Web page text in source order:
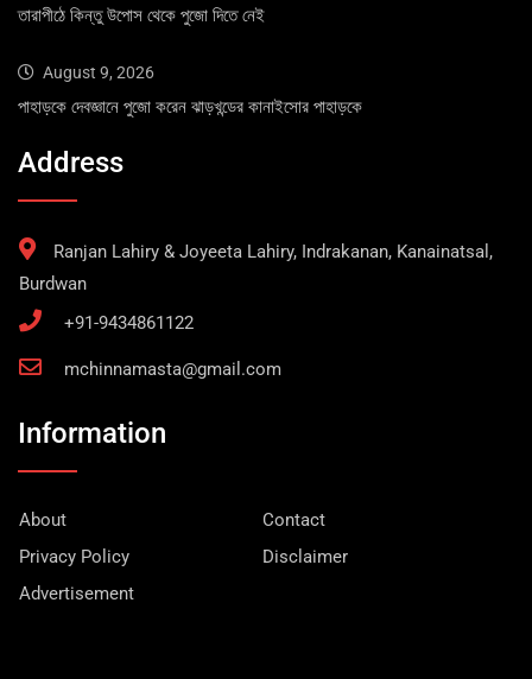
তারাপীঠে কিন্তু উপোস থেকে পুজো দিতে নেই
August 9, 2026
পাহাড়কে দেবজ্ঞানে পুজো করেন ঝাড়খন্ডের কানাইসোর পাহাড়কে
Address
Ranjan Lahiry & Joyeeta Lahiry, Indrakanan, Kanainatsal,
Burdwan
+91-9434861122
mchinnamasta@gmail.com
Information
About
Contact
Privacy Policy
Disclaimer
Advertisement